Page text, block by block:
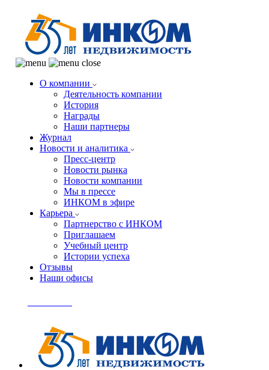
О компании
Деятельность компании
История
Награды
Наши партнеры
Журнал
Новости и аналитика
Пресс-центр
Новости рынка
Новости компании
Мы в прессе
ИНКОМ в эфире
Карьера
Партнерство с ИНКОМ
Приглашаем
Учебный центр
Истории успеха
Отзывы
Наши офисы